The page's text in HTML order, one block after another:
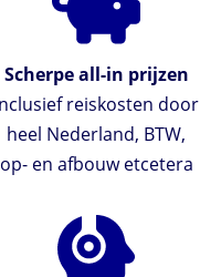
Scherpe all-in prijzen
reiskosten door
heel Nederland, BTW,
op- en afbouw etcetera